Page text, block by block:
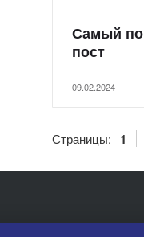
Самый
пост
09.02.2024
Страницы: 1